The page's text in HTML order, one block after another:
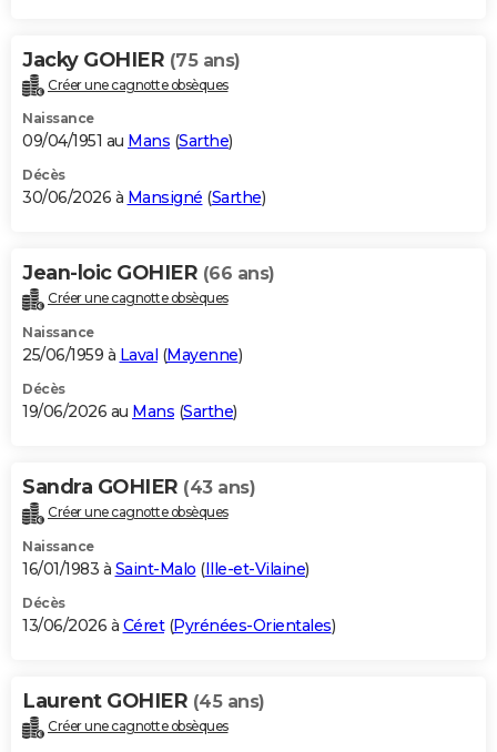
Jacky GOHIER (75 ans)
Créer une cagnotte obsèques
Naissance
09/04/1951 au Mans (Sarthe)
Décès
30/06/2026 à Mansigné (Sarthe)
Jean-loic GOHIER (66 ans)
Créer une cagnotte obsèques
Naissance
25/06/1959 à Laval (Mayenne)
Décès
19/06/2026 au Mans (Sarthe)
Sandra GOHIER (43 ans)
Créer une cagnotte obsèques
Naissance
16/01/1983 à Saint-Malo (Ille-et-Vilaine)
Décès
13/06/2026 à Céret(Pyrénées-Orientales)
Laurent GOHIER (45 ans)
Créer une cagnotte obsèques